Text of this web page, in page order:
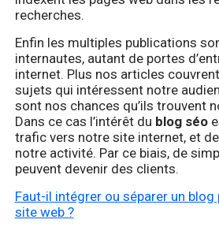
recherches.
Enfin les multiples publications
internautes, autant de portes
internet. Plus nos articles
sujets qui intéressent notre
sont nos chances qu’ils trouvent
Dans ce cas l’intérêt du blog séo
trafic vers notre site internet, et
notre activité. Par ce biais, de
peuvent devenir des clients.
Faut-il intégrer ou séparer un
site web ?